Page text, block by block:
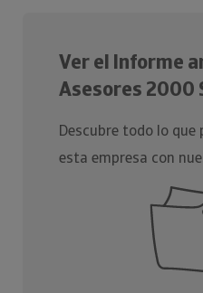
Ver el Informe
Asesores 2000
Descubre todo lo que
esta empresa con